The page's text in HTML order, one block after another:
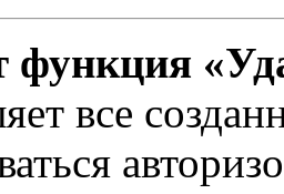
функция
все